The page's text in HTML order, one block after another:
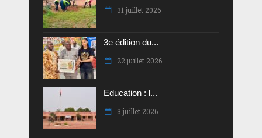
31 juillet 2026
3e édition du...
22 juillet 2026
Education : l...
3 juillet 2026